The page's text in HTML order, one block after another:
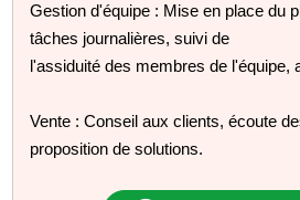
Gestion d'équipe : Mise en place du
tâches journalières, suivi de
l'assiduité des membres de l'équipe,
Vente : Conseil aux clients, écoute
proposition de solutions.